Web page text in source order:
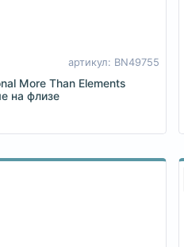
артикул: BN49755
More Than Elements
на флизе